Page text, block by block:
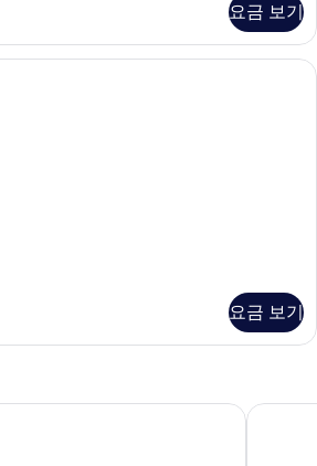
요금 보기
스탠다드룸 | 객실 내 금고, 책상, 암막
요금 보기
사이판